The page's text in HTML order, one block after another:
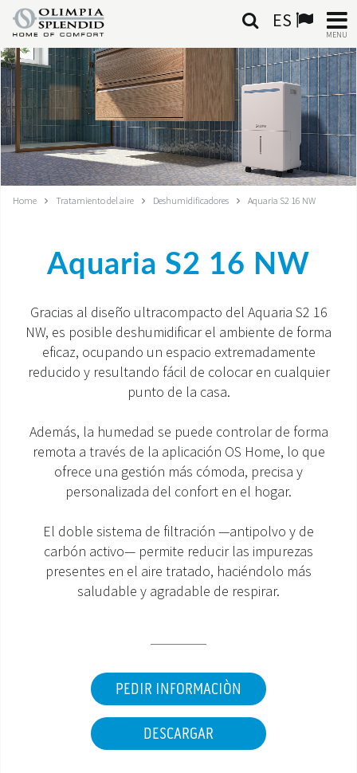
ES
MENU
ESPAÑOL
HOME
AIRE ACONDICIONADO
CALEFACCIÓN
SISTEMAS INTEGRADOS
CONTACTA CON NOSOTROS
MONDE OS
ÁREA DE DESCARGA
Home Tratamiento del aire Deshumidificadores Aquaria S2 16 NW
Aquaria S2 16 NW
Gracias al diseño ultracompacto del Aquaria S2 16
NW, es posible deshumidificar el ambiente de forma
eficaz, ocupando un espacio extremadamente
reducido y resultando fácil de colocar en cualquier
punto de la casa.
Además, la humedad se puede controlar de forma
remota a través de la aplicación OS Home, lo que
ofrece una gestión más cómoda, precisa y
personalizada del confort en el hogar.
El doble sistema de filtración —antipolvo y de
carbón activo— permite reducir las impurezas
presentes en el aire tratado, haciéndolo más
saludable y agradable de respirar.
PEDIR INFORMACIÒN
DESCARGAR